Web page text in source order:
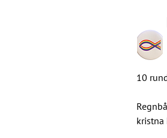
10
kristna